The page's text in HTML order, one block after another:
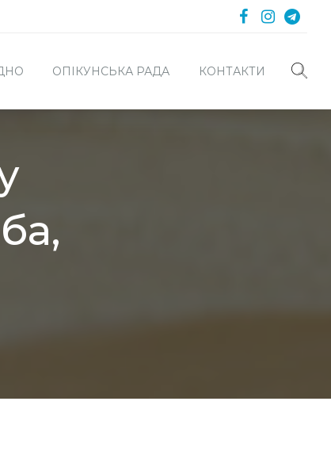
ОПІКУНСЬКА РАДА КОНТАКТИ